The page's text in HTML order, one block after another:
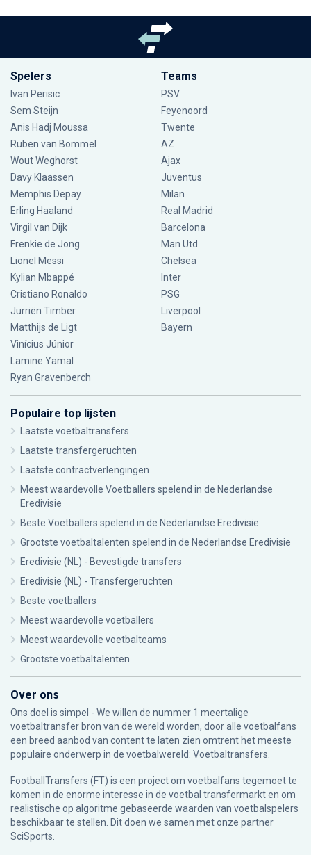
Spelers
Ivan Perisic
Sem Steijn
Anis Hadj Moussa
Ruben van Bommel
Wout Weghorst
Davy Klaassen
Memphis Depay
Erling Haaland
Virgil van Dijk
Frenkie de Jong
Lionel Messi
Kylian Mbappé
Cristiano Ronaldo
Jurriën Timber
Matthijs de Ligt
Vinícius Júnior
Lamine Yamal
Ryan Gravenberch
Teams
PSV
Feyenoord
Twente
AZ
Ajax
Juventus
Milan
Real Madrid
Barcelona
Man Utd
Chelsea
Inter
PSG
Liverpool
Bayern
Populaire top lijsten
Laatste voetbaltransfers
Laatste transfergeruchten
Laatste contractverlengingen
Meest waardevolle Voetballers spelend in de Nederlandse
Eredivisie
Beste Voetballers spelend in de Nederlandse Eredivisie
Grootste voetbaltalenten spelend in de Nederlandse Eredivisie
Eredivisie (NL) - Bevestigde transfers
Eredivisie (NL) - Transfergeruchten
Beste voetballers
Meest waardevolle voetballers
Meest waardevolle voetbalteams
Grootste voetbaltalenten
Over ons
Ons doel is simpel - We willen de nummer 1 meertalige
voetbaltransfer bron van de wereld worden, door alle voetbalfans
een breed aanbod van content te laten zien omtrent het meeste
populaire onderwerp in de voetbalwereld: Voetbaltransfers.
FootballTransfers (FT) is een project om voetbalfans tegemoet te
komen in de enorme interesse in de voetbal transfermarkt en om
realistische op algoritme gebaseerde waarden van voetbalspelers
beschikbaar te stellen. Dit doen we samen met onze partner
SciSports